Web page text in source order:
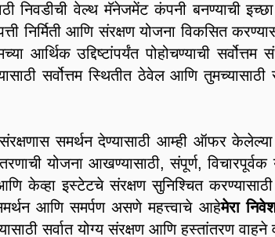
निवडीची वेल्थ मॅनेजमेंट कंपनी बनण्याची
निर्मिती आणि संरक्षण योजना विकसित
आर्थिक उद्दिष्टांपर्यंत पोहोचण्याची
सर्वोत्तम स्थितीत ठेवेल आणि तुमच्यासाठी
संरक्षणास समर्थन देण्यासाठी आम्ही ऑफर
योजना आखण्यासाठी, संपूर्ण,
केव्हा इस्टेटचे संरक्षण सुनिश्चित
आणि समर्पण असणे महत्त्वाचे आहेमेरा
सर्वात योग्य संरक्षण आणि हस्तांतरण वाहने